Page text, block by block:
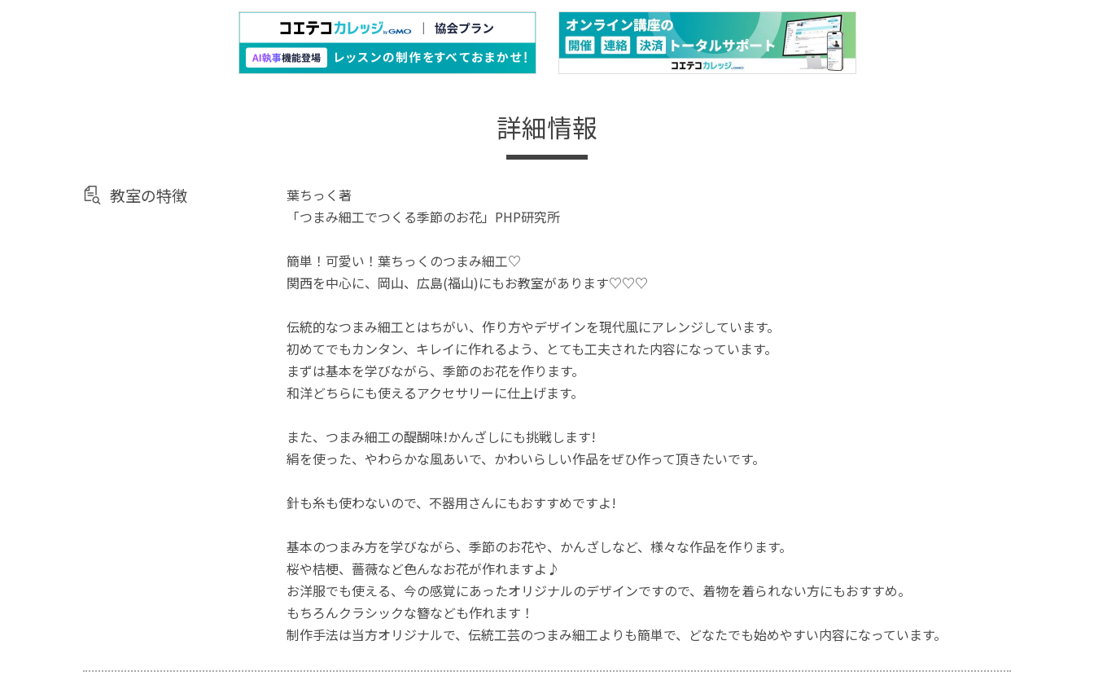
詳細情報
教室の特徴
葉ちっく著
「つまみ細工でつくる季節のお花」PHP研究所
簡単！可愛い！葉ちっくのつまみ細工♡
関西を中心に、岡山、広島(福山)にもお教室があります♡♡♡
伝統的なつまみ細工とはちがい、作り方やデザインを現代風にアレンジしています。
初めてでもカンタン、キレイに作れるよう、とても工夫された内容になっています。
まずは基本を学びながら、季節のお花を作ります。
和洋どちらにも使えるアクセサリーに仕上げます。
また、つまみ細工の醍醐味!かんざしにも挑戦します!
絹を使った、やわらかな風あいで、かわいらしい作品をぜひ作って頂きたいです。
針も糸も使わないので、不器用さんにもおすすめですよ!
基本のつまみ方を学びながら、季節のお花や、かんざしなど、様々な作品を作ります。
桜や桔梗、薔薇など色んなお花が作れますよ♪
お洋服でも使える、今の感覚にあったオリジナルのデザインですので、着物を着られない方にもおすすめ。
もちろんクラシックな簪なども作れます！
制作手法は当方オリジナルで、伝統工芸のつまみ細工よりも簡単で、どなたでも始めやすい内容になっています。